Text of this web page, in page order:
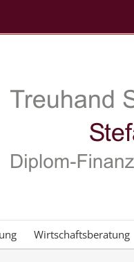
Wirtschaftsberatung